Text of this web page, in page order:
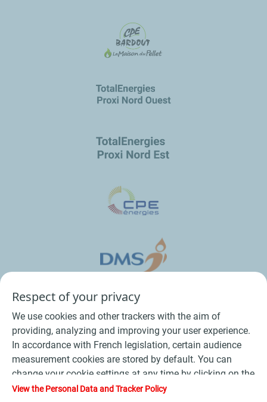
Conditions Générales de Vente Bois
Respect of your privacy
We use cookies and other trackers with the aim of
providing, analyzing and improving your user experience.
In accordance with French legislation, certain audience
measurement cookies are stored by default. You can
change your cookie settings at any time by clicking on the
"Manage my cookies" button. By clicking on the "Accept"
View the Personal Data and Tracker Policy